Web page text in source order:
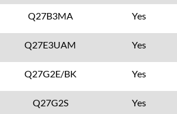
Q27B3MA Yes
Q27E3UAM Yes
Q27G2E/BK Yes
Q27G2S Yes